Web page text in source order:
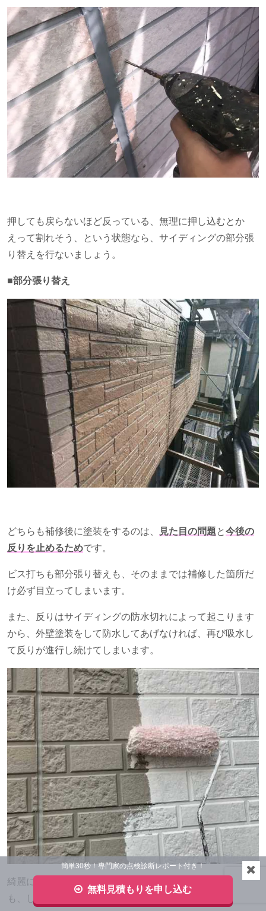
押しても戻らないほど反っている、無理に押し込むとか
えって割れそう、という状態なら、サイディングの部分張
り替えを行ないましょう。
■部分張り替え
どちらも補修後に塗装をするのは、 見た目の問題と今後の
反りを止めるためです。
ビス打ちも部分張り替えも、そのままでは補修した箇所だ
け必ず目立ってしまいます。
また、反りはサイディングの防水切れによって起こります
から、外壁塗装をして防水してあげなければ、再び吸水し
て反りが進行し続けてしまいます。
綺麗に直して、今後また隙間ができないようにするために
も、しっかりと外壁塗装も行ってあげましょう。
簡単30秒！専門家の点検診断レポート付き！
無料見積もりを申し込む